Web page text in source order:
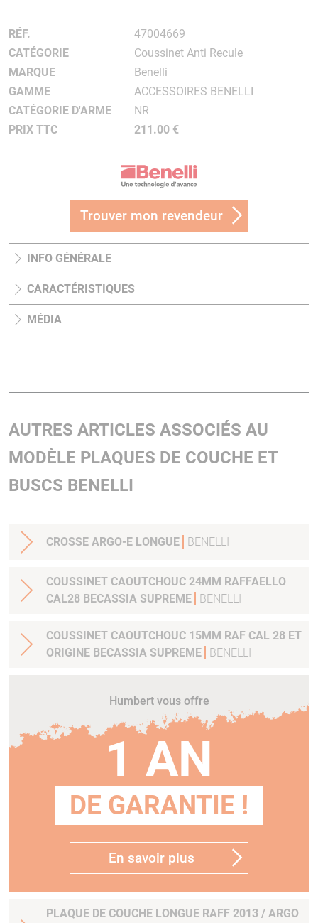
RÉF.
47004669
CATÉGORIE
Coussinet Anti Recule
MARQUE
Benelli
GAMME
ACCESSOIRES BENELLI
CATÉGORIE D'ARME
NR
PRIX TTC
211.00 €
Trouver mon revendeur
INFO GÉNÉRALE
CARACTÉRISTIQUES
MÉDIA
AUTRES ARTICLES ASSOCIÉS AU
MODÈLE PLAQUES DE COUCHE ET
BUSCS BENELLI
CROSSE ARGO-E LONGUE BENELLI
COUSSINET CAOUTCHOUC 24MM RAFFAELLO
CAL28 BECASSIA SUPREME
BENELLI
COUSSINET CAOUTCHOUC 15MM RAF CAL 28 ET
ORIGINE BECASSIA SUPREME
BENELLI
Humbert vous offre
1 AN
DE GARANTIE !
En savoir plus
PLAQUE DE COUCHE LONGUE RAFF 2013 / ARGO